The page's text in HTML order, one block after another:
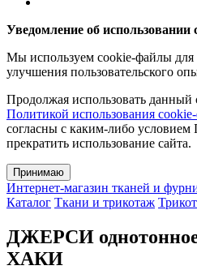
Уведомление об использовании
Мы используем cookie-файлы для
улучшения пользовательского
Продолжая использовать данный
Политикой использования
согласны с каким-либо
прекратить использование сайта.
Принимаю
Интернет-магазин тканей и
Каталог Ткани и трикотаж
ДЖЕРСИ
ХАКИ